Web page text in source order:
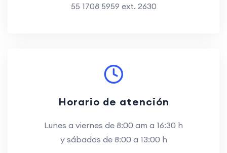
55 1708 5959 ext. 2630
Horario de atención
Lunes a viernes de 8:00 am a 16:30 h
y sábados de 8:00 a 13:00 h